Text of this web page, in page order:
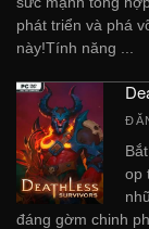
phát triển và phá
này!Tính năng ...
op
đáng gờm chinh